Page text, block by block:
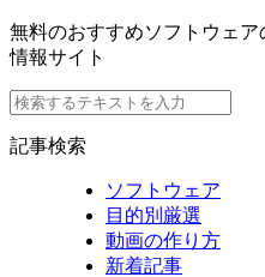
無料のおすすめソフトウェ
情報サイト
記事検索
ソフトウェア
目的別厳選
動画の作り方
新着記事